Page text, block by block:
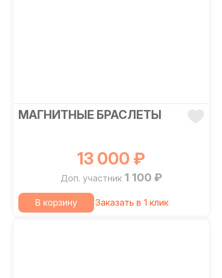
МАГНИТНЫЕ БРАСЛЕТЫ
13 000 ₽
Доп. участник 1 100 ₽
В корзину Заказать в 1 клик